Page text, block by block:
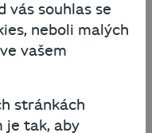
podnikání
čtení
podnikání
magazínu
vás souhlas se
neboli malých
vašem
stránkách
je tak, aby